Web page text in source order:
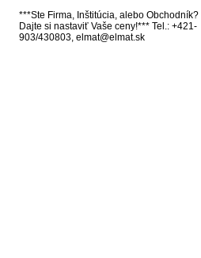
***Ste Firma, Inštitúcia, alebo Obchodník?
Dajte si nastaviť Vaše ceny!*** Tel.: +421-
903/430803, elmat@elmat.sk